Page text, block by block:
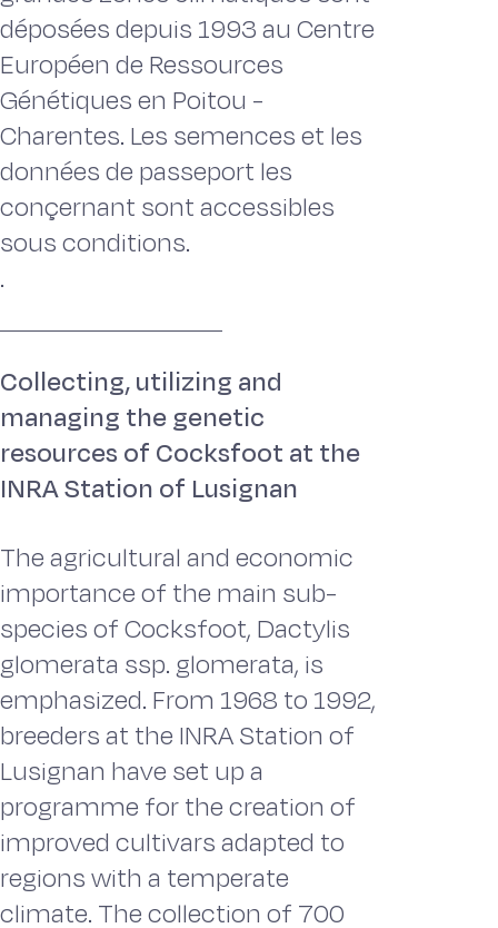
déposées depuis 1993 au Centre
Européen de Ressources
Génétiques en Poitou -
Charentes. Les semences et les
données de passeport les
conçernant sont accessibles
sous conditions.
.
Collecting, utilizing and
managing the genetic
resources of Cocksfoot at the
INRA Station of Lusignan
The agricultural and economic
importance of the main sub-
species of Cocksfoot, Dactylis
glomerata ssp. glomerata, is
emphasized. From 1968 to 1992,
breeders at the INRA Station of
Lusignan have set up a
programme for the creation of
improved cultivars adapted to
regions with a temperate
climate. The collection of 700